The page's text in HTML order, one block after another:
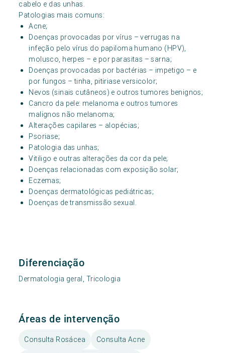
cabelo e das unhas.
Patologias mais comuns:
Acne;
Doenças provocadas por vírus – verrugas na
infeção pelo vírus do papiloma humano (HPV),
molusco, herpes – e por parasitas – sarna;
Doenças provocadas por bactérias – impetigo – e
por fungos – tinha, pitiriase versicolor;
Nevos (sinais cutâneos) e outros tumores benignos;
Cancro da pele: melanoma e outros tumores
malignos não melanoma;
Alterações capilares – alopécias;
Psoriase;
Patologia das unhas;
Vitiligo e outras alterações da cor da pele;
Doenças relacionadas com exposição solar;
Eczemas;
Doenças dermatológicas pediátricas;
Doenças de transmissão sexual.
Diferenciação
Dermatologia geral, Tricologia
Áreas de intervenção
Consulta Rosácea Consulta Acne